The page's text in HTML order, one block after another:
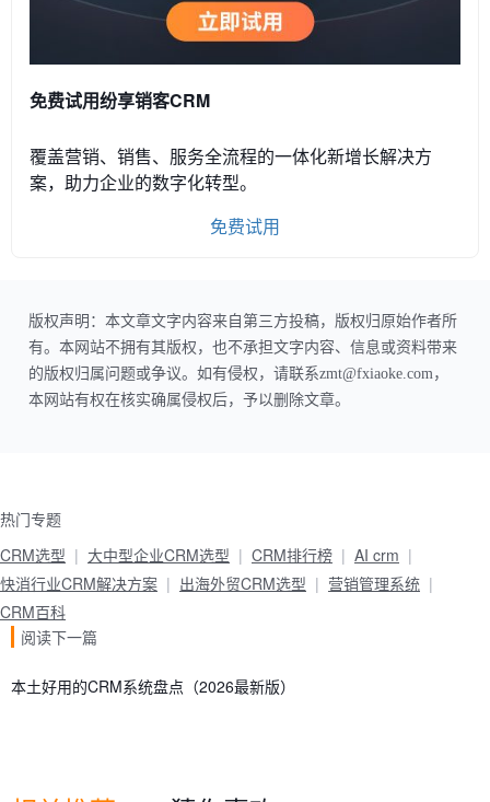
免费试用纷享销客CRM
覆盖营销、销售、服务全流程的一体化新增长解决方
案，助力企业的数字化转型。
免费试用
版权声明：本文章文字内容来自第三方投稿，版权归原始作者所
有。本网站不拥有其版权，也不承担文字内容、信息或资料带来
的版权归属问题或争议。如有侵权，请联系zmt@fxiaoke.com，
本网站有权在核实确属侵权后，予以删除文章。
热门专题
CRM选型
大中型企业CRM选型 CRM排行榜
AI crm
快消行业CRM解决方案
出海外贸CRM选型
营销管理系统
CRM百科
阅读下一篇
本土好用的CRM系统盘点（2026最新版）